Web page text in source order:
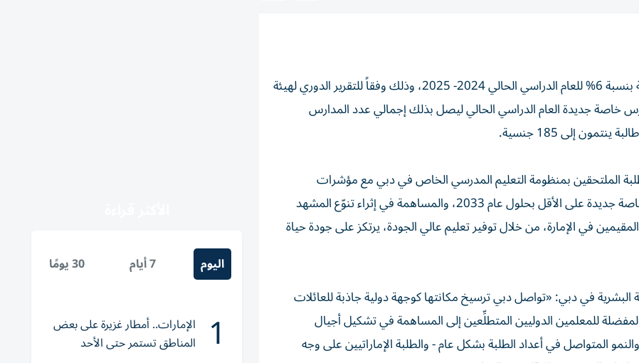
سجلت المدارس الخاصة في إمارة دبي نمواً في أعداد الطلبة بنسبة 6% للعام الدراسي الحالي 2024- 2025، وذلك وفقاً للتقرير الدوري لهيئة
والتنمية البشرية بدبي الذي أشار إلى افتتاح 10 مدارس خاصة جديدة العام الدراسي الحالي ليصل بذلك إجمالي عدد المدارس
الملتحقين بمنظومة التعليم المدرسي الخاص في دبي مع مؤشرات
استراتيجية التعليم 33، التي تستهدف افتتاح 100 مدرسة خاصة جديدة على الأقل بحلول عام 2033، والمساهمة في إثراء تنوّع المشهد
في الإمارة، من خلال توفير تعليم عالي الجودة، يرتكز على جودة حياة
البشرية في دبي: «تواصل دبي ترسيخ مكانتها كوجهة دولية جاذبة للعائلات
للمعلمين الدوليين المتطلِّعين إلى المساهمة في تشكيل أجيال
المتواصل في أعداد الطلبة بشكل عام - والطلبة الإماراتيين على وجه
اليوم 7 أيام 30 يومًا
1 الإمارات.. أمطار غزيرة على بعض
المناطق تستمر حتى الأحد